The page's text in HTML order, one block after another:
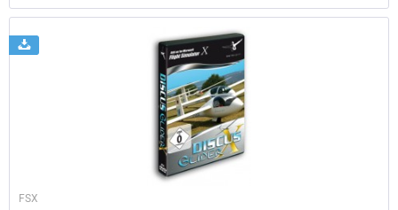
Aerosoft
FSX